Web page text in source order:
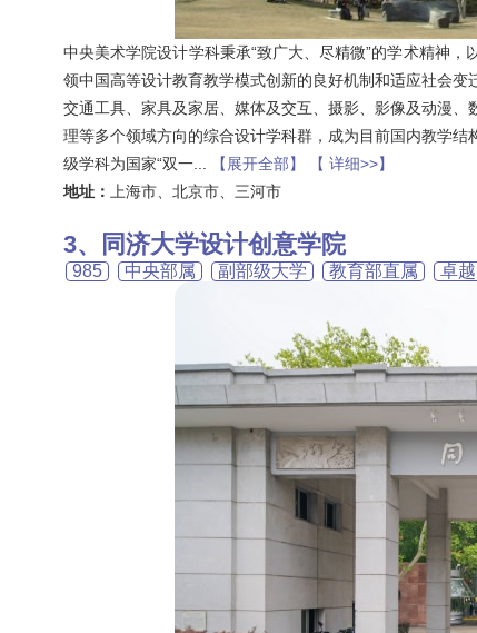
中央美术学院设计学科秉承“致广大、尽精微”的学术精神
领中国高等设计教育教学模式创新的良好机制和适应社会变
交通工具、家具及家居、媒体及交互、摄影、影像及动漫
理等多个领域方向的综合设计学科群，成为目前国内教学
级学科为国家“双一... 【展开全部】
【 详细>>】
地址： 上海市、北京市、三河市
同济大学设计创意学院
985 中央部属 副部级大学 教育部直属 卓